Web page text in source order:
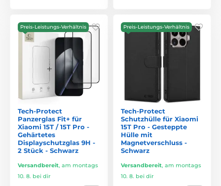
Preis-Leistungs-Verhältnis
Tech-Protect
Panzerglas Fit+ für
Xiaomi 15T / 15T Pro -
Gehärtetes
Displayschutzglas 9H -
2 Stück - Schwarz
Versandbereit, am montags
10. 8. bei dir
Preis-Leistungs-Verhältnis
Tech-Protect
Schutzhülle für Xiaomi
15T Pro - Gesteppte
Hülle mit
Magnetverschluss -
Schwarz
Versandbereit, am montags
10. 8. bei dir